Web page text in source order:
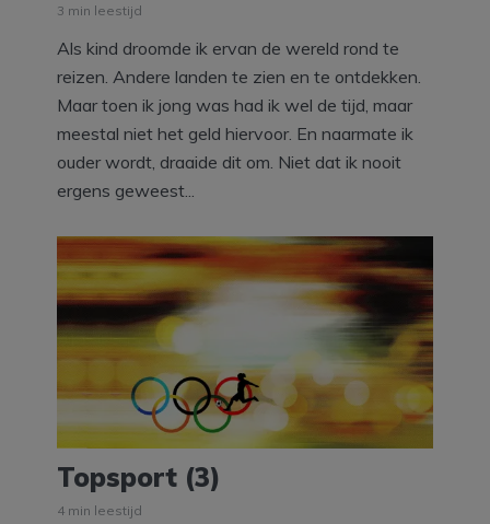
3 min leestijd
Als kind droomde ik ervan de wereld rond te
reizen. Andere landen te zien en te ontdekken.
Maar toen ik jong was had ik wel de tijd, maar
meestal niet het geld hiervoor. En naarmate ik
ouder wordt, draaide dit om. Niet dat ik nooit
ergens geweest...
Topsport (3)
4 min leestijd